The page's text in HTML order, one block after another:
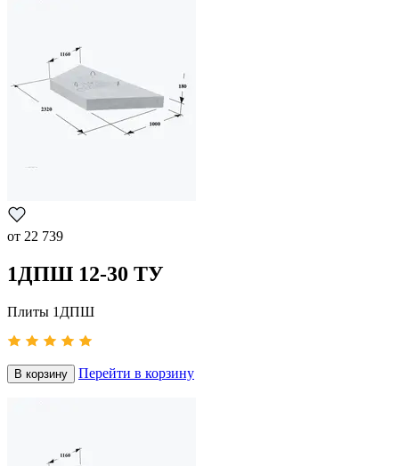
от 22 739
1ДПШ 12-30 ТУ
Плиты 1ДПШ
В корзину Перейти в корзину